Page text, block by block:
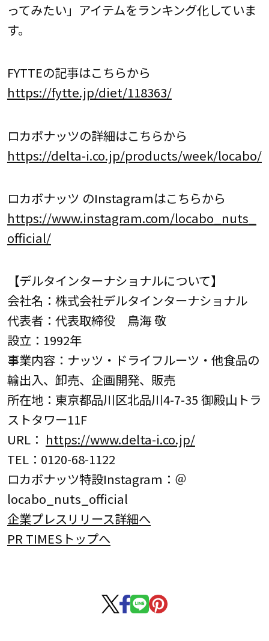
ってみたい」アイテムをランキング化していま
す。
FYTTEの記事はこちらから
https://fytte.jp/diet/118363/
ロカボナッツの詳細はこちらから
https://delta-i.co.jp/products/week/locabo/
ロカボナッツ のInstagramはこちらから
https://www.instagram.com/locabo_nuts_
official/
【デルタインターナショナルについて】
会社名：株式会社デルタインターナショナル
代表者：代表取締役 鳥海 敬
設立：1992年
事業内容：ナッツ・ドライフルーツ・他食品の
輸出入、卸売、企画開発、販売
所在地：東京都品川区北品川4-7-35 御殿山トラ
ストタワー11F
URL： https://www.delta-i.co.jp/
TEL：0120-68-1122
ロカボナッツ特設Instagram：＠
locabo_nuts_official
企業プレスリリース詳細へ
PR TIMESトップへ